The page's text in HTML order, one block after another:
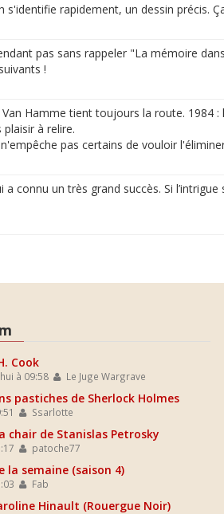
rapidement, un dessin précis.
pas sans rappeler "La mémoire
!
Hamme tient toujours la route. 1984
à relire.
pas certains de vouloir
connu un très grand succès. Si
Cook
à 09:58 Le Juge Wargrave
pastiches de Sherlock Holmes
Ssarlotte
chair de Stanislas Petrosky
patoche77
la semaine (saison 4)
Fab
Hinault (Rouergue Noir)